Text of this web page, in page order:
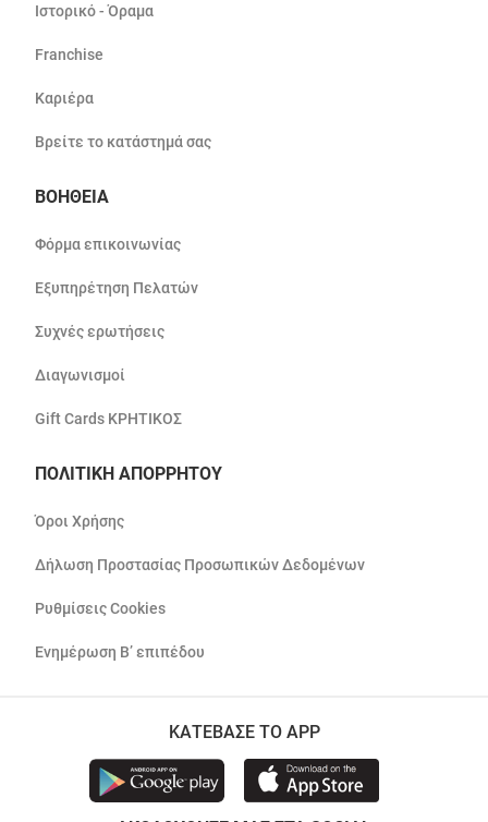
Ιστορικό - Όραμα
Franchise
Καριέρα
Βρείτε το κατάστημά σας
ΒΟΗΘΕΙΑ
Φόρμα επικοινωνίας
Εξυπηρέτηση Πελατών
Συχνές ερωτήσεις
Διαγωνισμοί
Gift Cards ΚΡΗΤΙΚΟΣ
ΠΟΛΙΤΙΚΗ ΑΠΟΡΡΗΤΟΥ
Όροι Χρήσης
Δήλωση Προστασίας Προσωπικών Δεδομένων
Ρυθμίσεις Cookies
Ενημέρωση Β’ επιπέδου
ΚΑΤΕΒΑΣΕ ΤΟ APP